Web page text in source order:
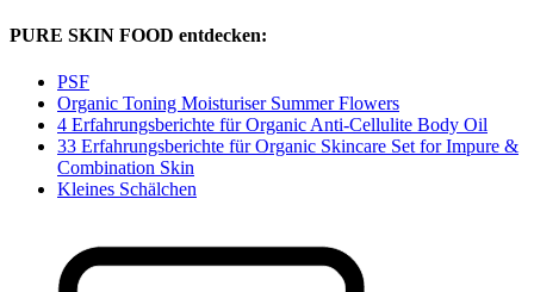
PURE SKIN FOOD entdecken:
PSF
Organic Toning Moisturiser Summer Flowers
4 Erfahrungsberichte für Organic Anti-Cellulite Body Oil
33 Erfahrungsberichte für Organic Skincare Set for Impure &
Combination Skin
Kleines Schälchen